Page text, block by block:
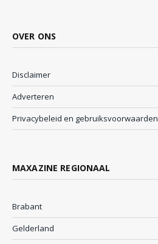
OVER ONS
Disclaimer
Adverteren
Privacybeleid en gebruiksvoorwaarden
MAXAZINE REGIONAAL
Brabant
Gelderland